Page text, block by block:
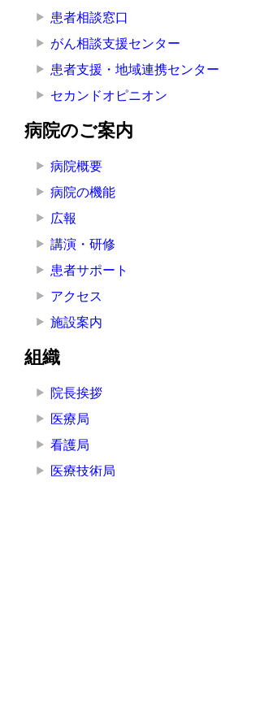
患者相談窓口
がん相談支援センター
患者支援・地域連携センター
セカンドオピニオン
病院のご案内
病院概要
病院の機能
広報
講演・研修
患者サポート
アクセス
施設案内
組織
院長挨拶
医療局
看護局
医療技術局